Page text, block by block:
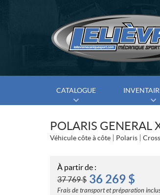
CATALOGUE
POLARIS GENERAL
Véhicule côte à côte Polaris
À partir de :
37 769$ 36 269 $
Frais de transport et préparation